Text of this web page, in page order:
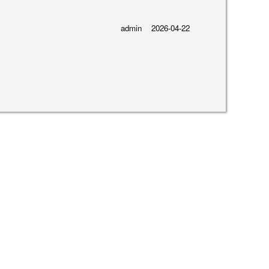
admin 2026-04-22